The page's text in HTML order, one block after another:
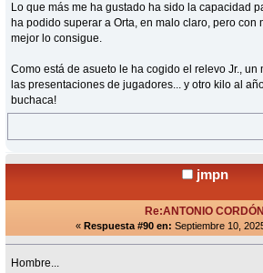
Lo que más me ha gustado ha sido la capacidad
ha podido superar a Orta, en malo claro, pero con
mejor lo consigue.
Como está de asueto le ha cogido el relevo Jr., un
las presentaciones de jugadores... y otro kilo al
buchaca!
jmpn
Re:ANTONIO CORDÓN
« Respuesta #90 en: Septiembre 10,
Hombre...